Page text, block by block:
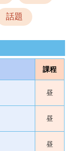
話題
課程
昼
昼
昼